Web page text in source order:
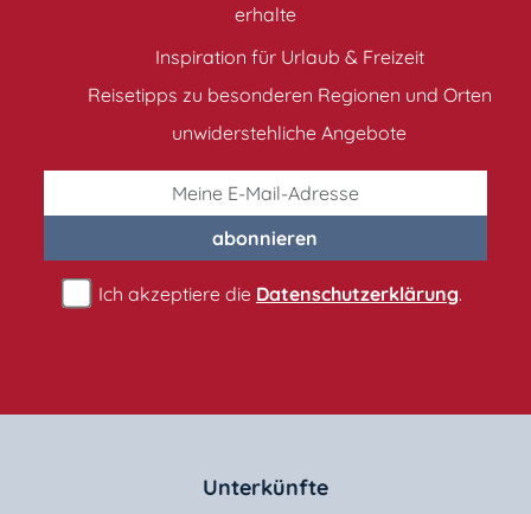
Jugendherbergen, Hostels
Schullandheime
Sporthotels
erhalte
Inspiration für Urlaub & Freizeit
Reisetipps zu besonderen Regionen und Orten
unwiderstehliche Angebote
abonnieren
Ich akzeptiere die Datenschutzerklärung.
Unterkünfte